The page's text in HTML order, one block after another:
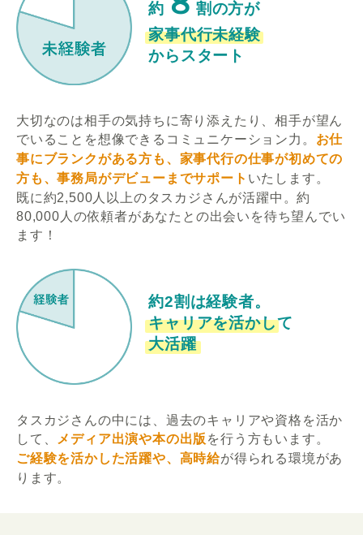
約
割の方が
家事代行未経験
からスタート
大切なのは相手の気持ちに寄り添えたり、相手が望ん
でいることを想像できるコミュニケーション力。 お仕
事にブランクがある方も、家事代行の仕事が初めての
方も、事務局がデビューまでサポート いたします。
既に約2,500人以上のタスカジさんが活躍中。約
80,000人の依頼者があなたとの出会いを待ち望んでい
ます！
約2割は経験者。
キャリアを活かして
大活躍
タスカジさんの中には、過去のキャリアや資格を活か
して、
メディア出演や本の出版 を行う方もいます。
ご経験を活かした活躍や、高時給が得られる環境があ
ります。